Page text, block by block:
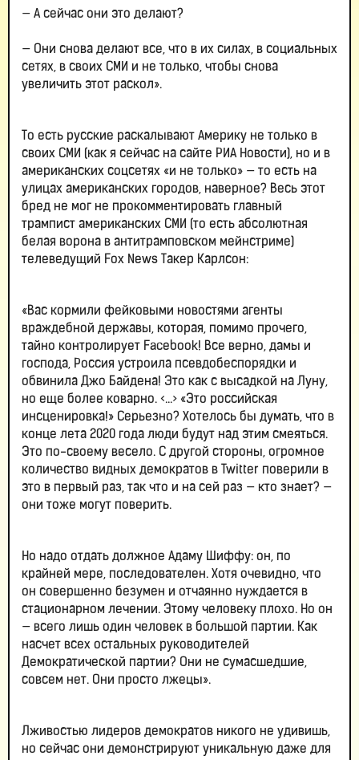
— А сейчас они это делают?
— Они снова делают все, что в их силах, в социальных
сетях, в своих СМИ и не только, чтобы снова
увеличить этот раскол».
То есть русские раскалывают Америку не только в
своих СМИ (как я сейчас на сайте РИА Новости), но и в
американских соцсетях «и не только» — то есть на
улицах американских городов, наверное? Весь этот
бред не мог не прокомментировать главный
трампист американских СМИ (то есть абсолютная
белая ворона в антитрамповском мейнстриме)
телеведущий Fox News Такер Карлсон:
«Вас кормили фейковыми новостями агенты
враждебной державы, которая, помимо прочего,
тайно контролирует Facebook! Все верно, дамы и
господа, Россия устроила псевдобеспорядки и
обвинила Джо Байдена! Это как с высадкой на Луну,
но еще более коварно. <...> «Это российская
инсценировка!» Серьезно? Хотелось бы думать, что в
конце лета 2020 года люди будут над этим смеяться.
Это по-своему весело. С другой стороны, огромное
количество видных демократов в Twitter поверили в
это в первый раз, так что и на сей раз — кто знает? —
они тоже могут поверить.
Но надо отдать должное Адаму Шиффу: он, по
крайней мере, последователен. Хотя очевидно, что
он совершенно безумен и отчаянно нуждается в
стационарном лечении. Этому человеку плохо. Но он
— всего лишь один человек в большой партии. Как
насчет всех остальных руководителей
Демократической партии? Они не сумасшедшие,
совсем нет. Они просто лжецы».
Лживостью лидеров демократов никого не удивишь,
но сейчас они демонстрируют уникальную даже для